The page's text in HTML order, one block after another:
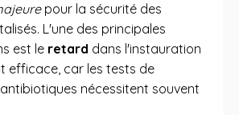
pour la sécurité des
L'une des principales
est le retard dans l'instauration
efficace, car les tests de
nécessitent souvent